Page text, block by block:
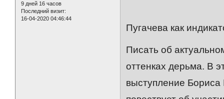
9 дней 16 часов
Последний визит:
16-04-2020 04:46:44
Пугачева как
Писать об
оттенках дерьма. В
выступление